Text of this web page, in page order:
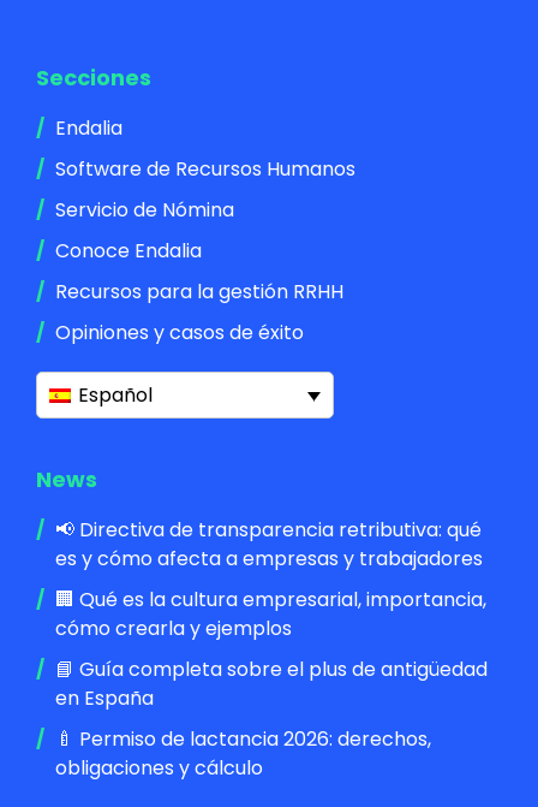
Secciones
Endalia
Software de Recursos Humanos
Servicio de Nómina
Conoce Endalia
Recursos para la gestión RRHH
Opiniones y casos de éxito
Español
News
📢 Directiva de transparencia retributiva: qué
es y cómo afecta a empresas y trabajadores
🏢 Qué es la cultura empresarial, importancia,
cómo crearla y ejemplos
📘 Guía completa sobre el plus de antigüedad
en España
🍼 Permiso de lactancia 2026: derechos,
obligaciones y cálculo